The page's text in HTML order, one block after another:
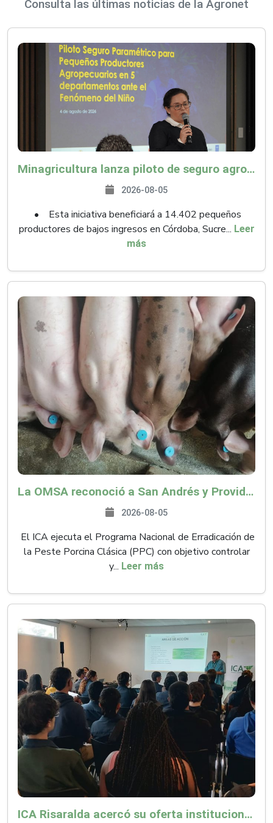
Consulta las últimas noticias de la Agronet
Minagricultura lanza piloto de seguro agropecuario por $9.625 millones para proteger a más de 14.000 pequeños productores contra riesgos del Fenómeno de El Niño
2026-08-05
• Esta iniciativa beneficiará a 14.402 pequeños
productores de bajos ingresos en Córdoba, Sucre... Leer
más
La OMSA reconoció a San Andrés y Providencia como zona libre de Peste Porcina Clásica (PPC)
2026-08-05
El ICA ejecuta el Programa Nacional de Erradicación de
la Peste Porcina Clásica (PPC) con objetivo controlar
y... Leer más
ICA Risaralda acercó su oferta institucional a productores y emprendedores en Expocamello